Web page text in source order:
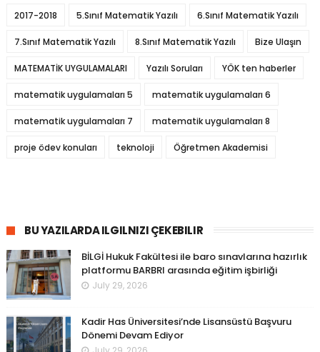
2017-2018 5.Sınıf Matematik Yazılı 6.Sınıf Matematik Yazılı
7.Sınıf Matematik Yazılı 8.Sınıf Matematik Yazılı Bize Ulaşın
MATEMATİK UYGULAMALARI Yazılı Soruları YÖK ten haberler
matematik uygulamaları 5 matematik uygulamaları 6
matematik uygulamaları 7 matematik uygulamaları 8
proje ödev konuları teknoloji Öğretmen Akademisi
BU YAZILARDA ILGILNIZI ÇEKEBILIR
BİLGİ Hukuk Fakültesi ile baro sınavlarına hazırlık
platformu BARBRI arasında eğitim işbirliği
July 29, 2026
Kadir Has Üniversitesi’nde Lisansüstü Başvuru
Dönemi Devam Ediyor